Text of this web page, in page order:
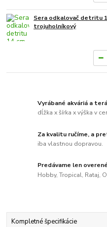
Sera odkalovač detritu
trojuholníkový
Vyrábané akváriá a
dĺžka x šírka x výška v
Za kvalitu ručíme, a
iba vlastnou dopravou.
Predávame len
Hobby, Tropical, Rataj,
Kompletné špecifikácie